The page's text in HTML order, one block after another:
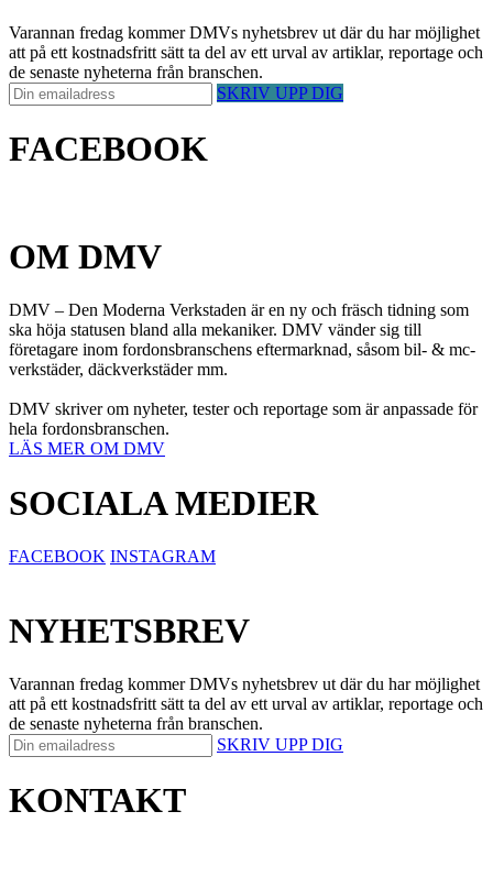
Varannan fredag kommer DMVs nyhetsbrev ut där du har möjlighet
att på ett kostnadsfritt sätt ta del av ett urval av artiklar, reportage och
de senaste nyheterna från branschen.
SKRIV UPP DIG
FACEBOOK
OM DMV
DMV – Den Moderna Verkstaden är en ny och fräsch tidning som
ska höja statusen bland alla mekaniker. DMV vänder sig till
företagare inom fordonsbranschens eftermarknad, såsom bil- & mc-
verkstäder, däckverkstäder mm.
DMV skriver om nyheter, tester och reportage som är anpassade för
hela fordonsbranschen.
LÄS MER OM DMV
SOCIALA MEDIER
FACEBOOK INSTAGRAM
NYHETSBREV
Varannan fredag kommer DMVs nyhetsbrev ut där du har möjlighet
att på ett kostnadsfritt sätt ta del av ett urval av artiklar, reportage och
de senaste nyheterna från branschen.
SKRIV UPP DIG
KONTAKT